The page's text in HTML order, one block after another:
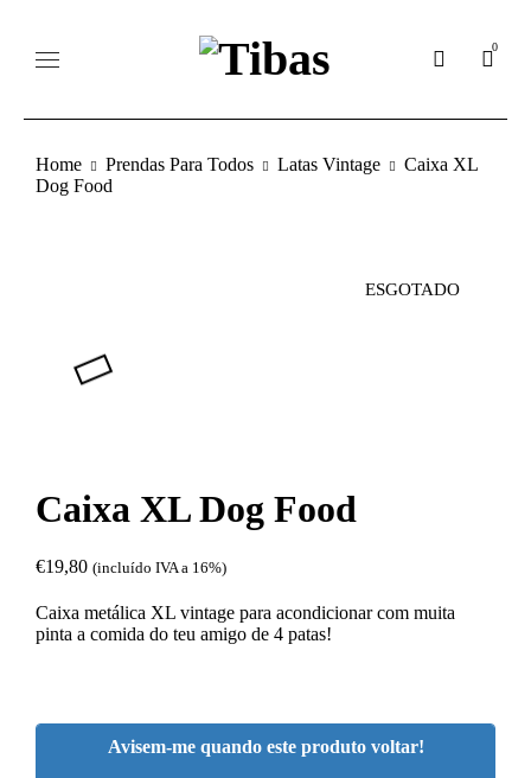
0
Home Prendas Para Todos Latas Vintage
Caixa XL
Dog Food
ESGOTADO
Caixa XL Dog Food
€19,80 (incluído IVA a 16%)
Caixa metálica XL vintage para acondicionar com muita
pinta a comida do teu amigo de 4 patas!
Avisem-me quando este produto voltar!